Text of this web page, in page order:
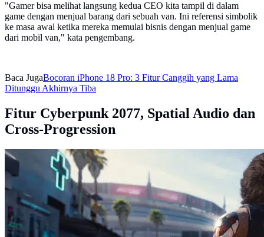
"Gamer bisa melihat langsung kedua CEO kita tampil di dalam
game dengan menjual barang dari sebuah van. Ini referensi simbolik
ke masa awal ketika mereka memulai bisnis dengan menjual game
dari mobil van," kata pengembang.
Baca JugaBocoran iPhone 18 Pro: 3 Fitur Canggih yang Lama
Ditunggu Akhirnya Tiba
Fitur Cyberpunk 2077, Spatial Audio dan
Cross-Progression